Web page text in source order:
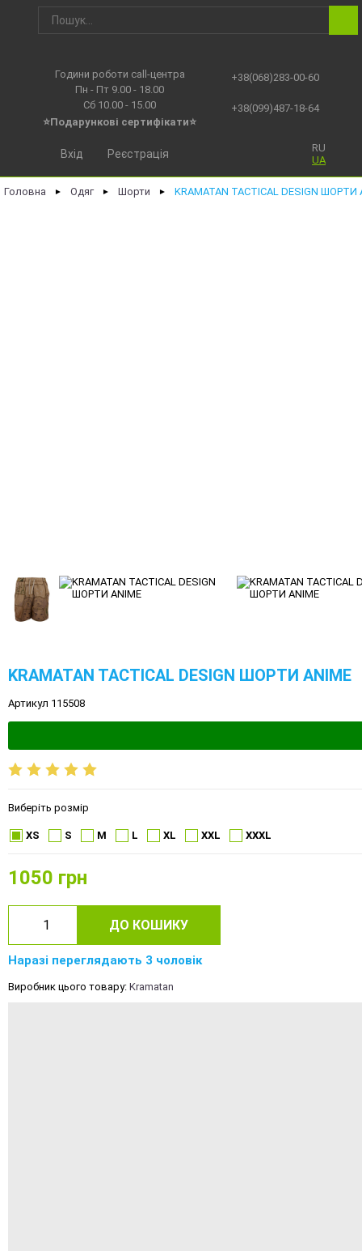
Години роботи call-центра
Пн - Пт 9.00 - 18.00
Сб 10.00 - 15.00
⭐Подарункові сертифікати⭐
+38(068)283-00-60
+38(099)487-18-64
RU
UA
Вхід Реєстрація
Головна ► Одяг ► Шорти ► KRAMATAN TACTICAL DESIGN ШОРТИ
KRAMATAN TACTICAL DESIGN ШОРТИ ANIME
Артикул 115508
Виберіть розмір
XS S M L XL XXL XXXL
1050 грн
ДО КОШИКУ
Наразі переглядають 3 чоловік
Виробник цього товару: Kramatan